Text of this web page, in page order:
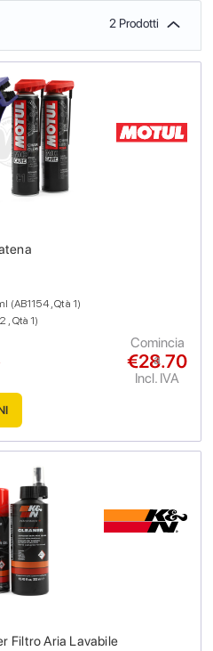
2 Prodotti
(AB1154 , Qtà 1)
, Qtà 1)
€28.70
Incl. IVA
Comincia
a
Filtro Aria Lavabile